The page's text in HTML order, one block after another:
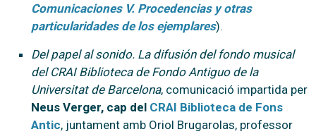
Comunicaciones V. Procedencias y otras
particularidades de los ejemplares).
Del papel al sonido. La difusión del fondo musical
del CRAI Biblioteca de Fondo Antiguo de la
Universitat de Barcelona, comunicació impartida per
Neus Verger, cap del CRAI Biblioteca de Fons
Antic, juntament amb Oriol Brugarolas, professor